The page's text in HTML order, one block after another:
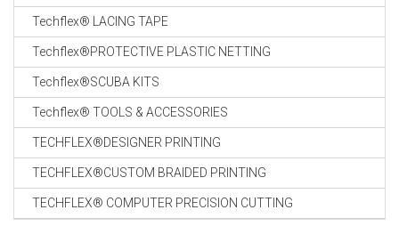
Techflex® LACING TAPE
Techflex®PROTECTIVE PLASTIC NETTING
Techflex®SCUBA KITS
Techflex® TOOLS & ACCESSORIES
TECHFLEX®DESIGNER PRINTING
TECHFLEX®CUSTOM BRAIDED PRINTING
TECHFLEX® COMPUTER PRECISION CUTTING